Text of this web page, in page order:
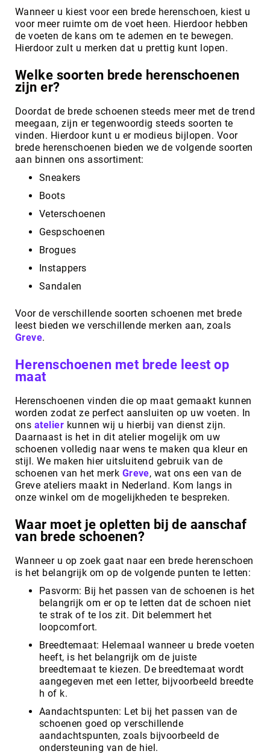
Wanneer u kiest voor een brede herenschoen, kiest u
voor meer ruimte om de voet heen. Hierdoor hebben
de voeten de kans om te ademen en te bewegen.
Hierdoor zult u merken dat u prettig kunt lopen.
Welke soorten brede herenschoenen
zijn er?
Doordat de brede schoenen steeds meer met de trend
meegaan, zijn er tegenwoordig steeds soorten te
vinden. Hierdoor kunt u er modieus bijlopen. Voor
brede herenschoenen bieden we de volgende soorten
aan binnen ons assortiment:
Sneakers
Boots
Veterschoenen
Gespschoenen
Brogues
Instappers
Sandalen
Voor de verschillende soorten schoenen met brede
leest bieden we verschillende merken aan, zoals
Greve.
Herenschoenen met brede leest op
maat
Herenschoenen vinden die op maat gemaakt kunnen
worden zodat ze perfect aansluiten op uw voeten. In
ons atelier kunnen wij u hierbij van dienst zijn.
Daarnaast is het in dit atelier mogelijk om uw
schoenen volledig naar wens te maken qua kleur en
stijl. We maken hier uitsluitend gebruik van de
schoenen van het merk Greve, wat ons een van de
Greve ateliers maakt in Nederland. Kom langs in
onze winkel om de mogelijkheden te bespreken.
Waar moet je opletten bij de aanschaf
van brede schoenen?
Wanneer u op zoek gaat naar een brede herenschoen
is het belangrijk om op de volgende punten te letten:
Pasvorm: Bij het passen van de schoenen is het
belangrijk om er op te letten dat de schoen niet
te strak of te los zit. Dit belemmert het
loopcomfort.
Breedtemaat: Helemaal wanneer u brede voeten
heeft, is het belangrijk om de juiste
breedtemaat te kiezen. De breedtemaat wordt
aangegeven met een letter, bijvoorbeeld breedte
h of k.
Aandachtspunten: Let bij het passen van de
schoenen goed op verschillende
aandachtspunten, zoals bijvoorbeeld de
ondersteuning van de hiel.